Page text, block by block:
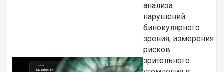
анализа
нарушений
бинокулярного
зрения, измерения
рисков
зрительного